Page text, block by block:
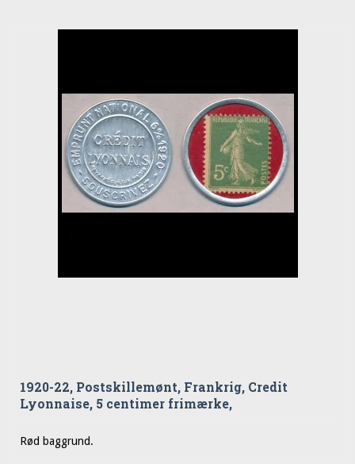
1920-22, Postskillemønt, Frankrig, Credit
Lyonnaise, 5 centimer frimærke,
Rød baggrund.